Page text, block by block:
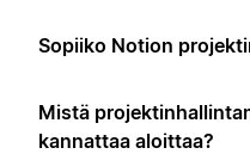
Sopiiko Notion
Mistä
kannattaa aloittaa?